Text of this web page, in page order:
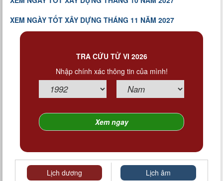
XEM NGÀY TỐT XÂY DỰNG THÁNG 11 NĂM 2027
TRA CỨU TỬ VI 2026
Nhập chính xác thông tin của mình!
Lịch dương Lịch âm